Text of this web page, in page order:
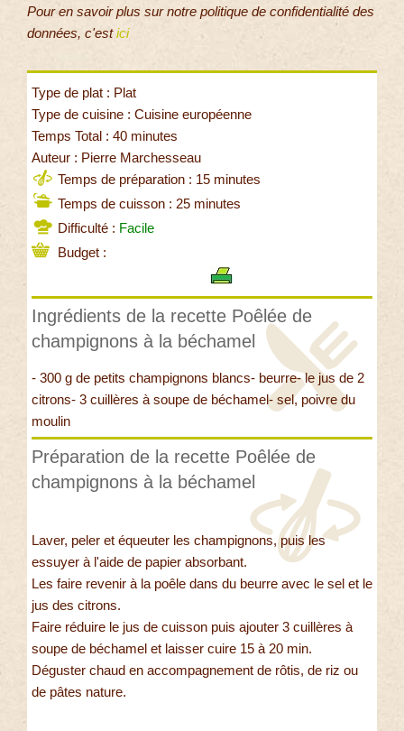
Pour en savoir plus sur notre politique de confidentialité des
données, c'estici
Type de plat : Plat
Type de cuisine : Cuisine européenne
Temps Total : 40 minutes
Auteur : Pierre Marchesseau
Temps de préparation : 15 minutes
Temps de cuisson : 25 minutes
Difficulté : Facile
Budget :
Ingrédients de la recette Poêlée de
champignons à la béchamel
- 300 g de petits champignons blancs- beurre- le jus de 2
citrons- 3 cuillères à soupe de béchamel- sel, poivre du
moulin
Préparation de la recette Poêlée de
champignons à la béchamel
Laver, peler et équeuter les champignons, puis les
essuyer à l'aide de papier absorbant.
Les faire revenir à la poêle dans du beurre avec le sel et le
jus des citrons.
Faire réduire le jus de cuisson puis ajouter 3 cuillères à
soupe de béchamel et laisser cuire 15 à 20 min.
Déguster chaud en accompagnement de rôtis, de riz ou
de pâtes nature.